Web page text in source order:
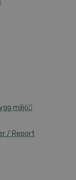
miljö
/ Report